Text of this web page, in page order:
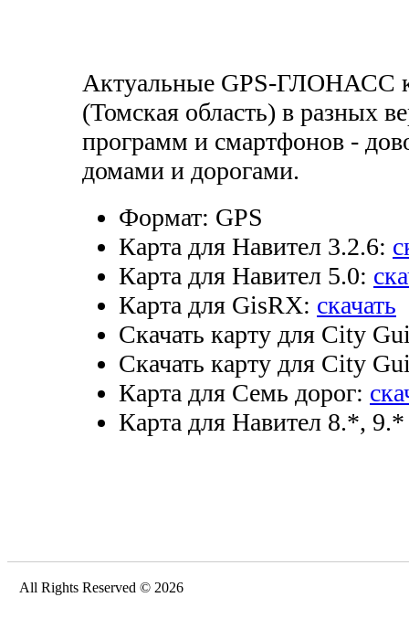
Актуальные GPS-ГЛОНАСС
(Томская область) в разных
программ и смартфонов -
домами и дорогами.
Формат: GPS
Карта для Навител 3.2.6:
Карта для Навител 5.0:
Карта для GisRX: скачать
Скачать карту для City
Скачать карту для City
Карта для Семь дорог:
Карта для Навител 8.*,
All Rights Reserved © 2026